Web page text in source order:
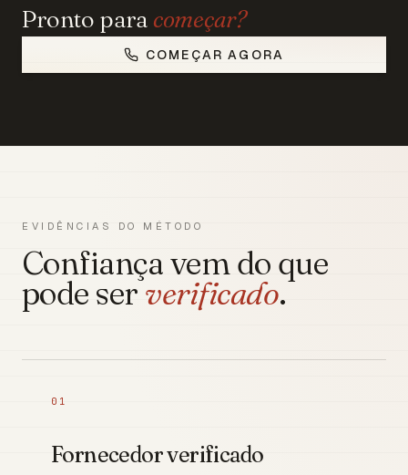
Pronto para começar?
COMEÇAR AGORA
EVIDÊNCIAS DO MÉTODO
Confiança vem do que
pode serverificado.
01
Fornecedor verificado